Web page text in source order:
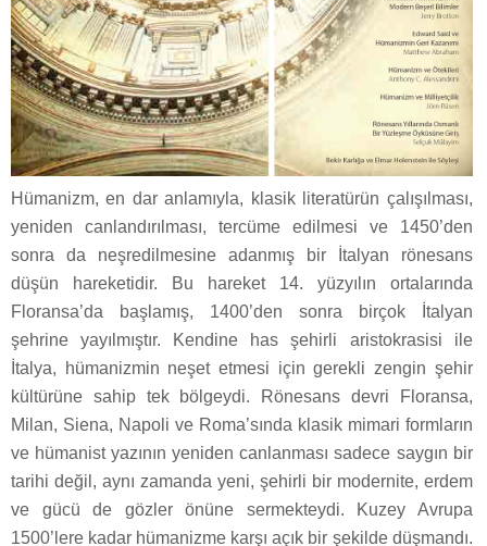
Hümanizm, en dar anlamıyla, klasik literatürün çalışılması,
yeniden canlandırılması, tercüme edilmesi ve 1450’den
sonra da neşredilmesine adanmış bir İtalyan rönesans
düşün hareketidir. Bu hareket 14. yüzyılın ortalarında
Floransa’da başlamış, 1400’den sonra birçok İtalyan
şehrine yayılmıştır. Kendine has şehirli aristokrasisi ile
İtalya, hümanizmin neşet etmesi için gerekli zengin şehir
kültürüne sahip tek bölgeydi. Rönesans devri Floransa,
Milan, Siena, Napoli ve Roma’sında klasik mimari formların
ve hümanist yazının yeniden canlanması sadece saygın bir
tarihi değil, aynı zamanda yeni, şehirli bir modernite, erdem
ve gücü de gözler önüne sermekteydi. Kuzey Avrupa
1500’lere kadar hümanizme karşı açık bir şekilde düşmandı.